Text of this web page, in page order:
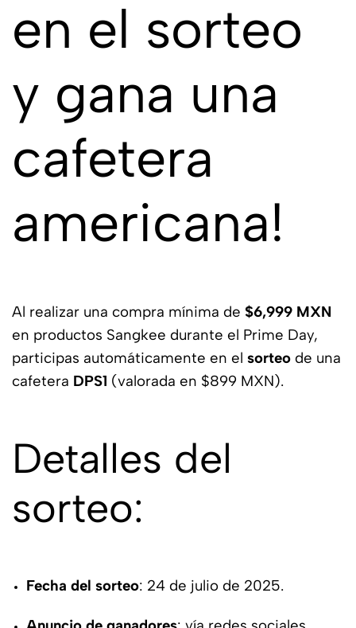
en el sorteo
y gana una
cafetera
americana!
Al realizar una compra mínima de $6,999 MXN
en productos Sangkee durante el Prime Day,
participas automáticamente en el sorteo de una
cafetera DPS1 (valorada en $899 MXN).
Detalles del
sorteo:
Fecha del sorteo: 24 de julio de 2025.